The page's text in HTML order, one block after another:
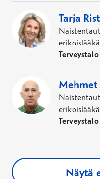
Ei Kela-korvausta
Kohdun poisto
Tarja
Mehmet
Näytä